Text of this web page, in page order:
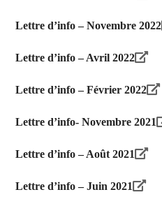
Lettre d’info – Novembre 2022
Lettre d’info – Avril 2022
Lettre d’info – Février 2022
Lettre d’info- Novembre 2021
Lettre d’info – Août 2021
Lettre d’info – Juin 2021